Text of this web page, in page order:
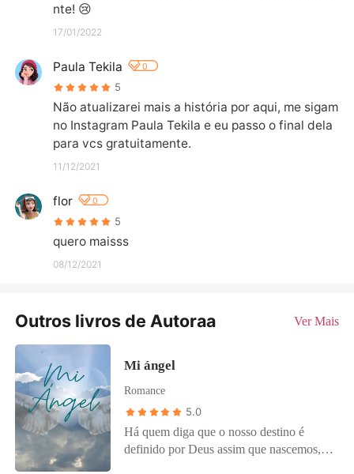
nte! 😢
17/01/2022
Paula Tekila 0
5
Não atualizarei mais a história por aqui, me sigam
no Instagram Paula Tekila e eu passo o final dela
para vcs gratuitamente.
11/12/2021
flor 0
5
quero maisss
08/12/2021
Outros livros de Autoraa Ver Mais
Mi ángel
Romance
5.0
Há quem diga que o nosso destino é
definido por Deus assim que nascemos,